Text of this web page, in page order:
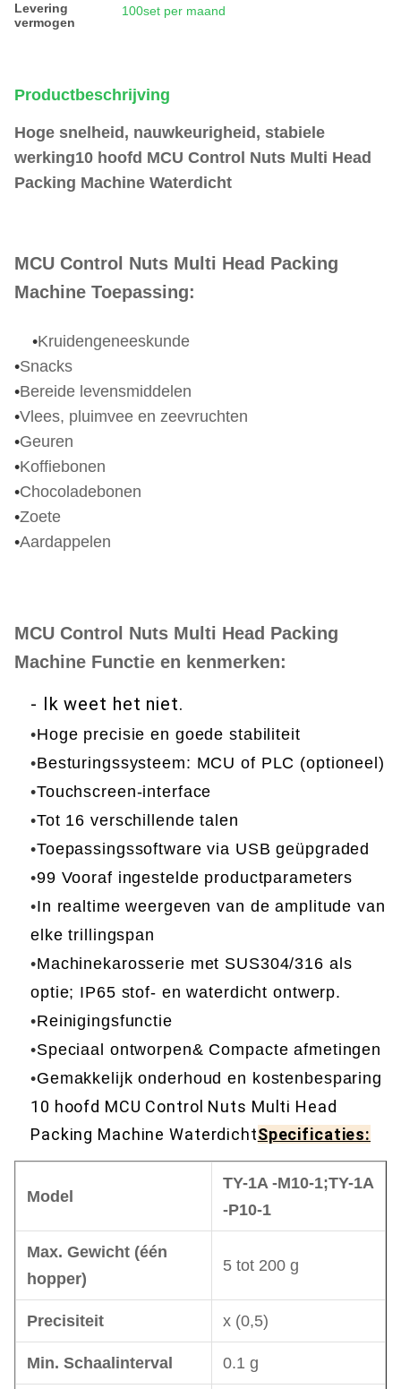
Levering
vermogen
100set per maand
Productbeschrijving
Hoge snelheid, nauwkeurigheid, stabiele
werking10 hoofd MCU Control Nuts Multi Head
Packing Machine Waterdicht
MCU Control Nuts Multi Head Packing
Machine Toepassing:
•Kruidengeneeskunde
•Snacks
•Bereide levensmiddelen
•Vlees, pluimvee en zeevruchten
•Geuren
•Koffiebonen
•Chocoladebonen
•Zoete
•Aardappelen
MCU Control Nuts Multi Head Packing
Machine Functie en kenmerken:
- Ik weet het niet.
•Hoge precisie en goede stabiliteit
•Besturingssysteem: MCU of PLC (optioneel)
•Touchscreen-interface
•Tot 16 verschillende talen
•Toepassingssoftware via USB geüpgraded
•99 Vooraf ingestelde productparameters
•In realtime weergeven van de amplitude van
elke trillingspan
•Machinekarosserie met SUS304/316 als
optie; IP65 stof- en waterdicht ontwerp.
•Reinigingsfunctie
•Speciaal ontworpen& Compacte afmetingen
•Gemakkelijk onderhoud en kostenbesparing
10 hoofd MCU Control Nuts Multi Head
Packing Machine WaterdichtSpecificaties:
Model
TY-1A -M10-1;TY-1A
-P10-1
Max. Gewicht (één
hopper)
5 tot 200 g
Precisiteit x (0,5)
Min. Schaalinterval 0.1 g